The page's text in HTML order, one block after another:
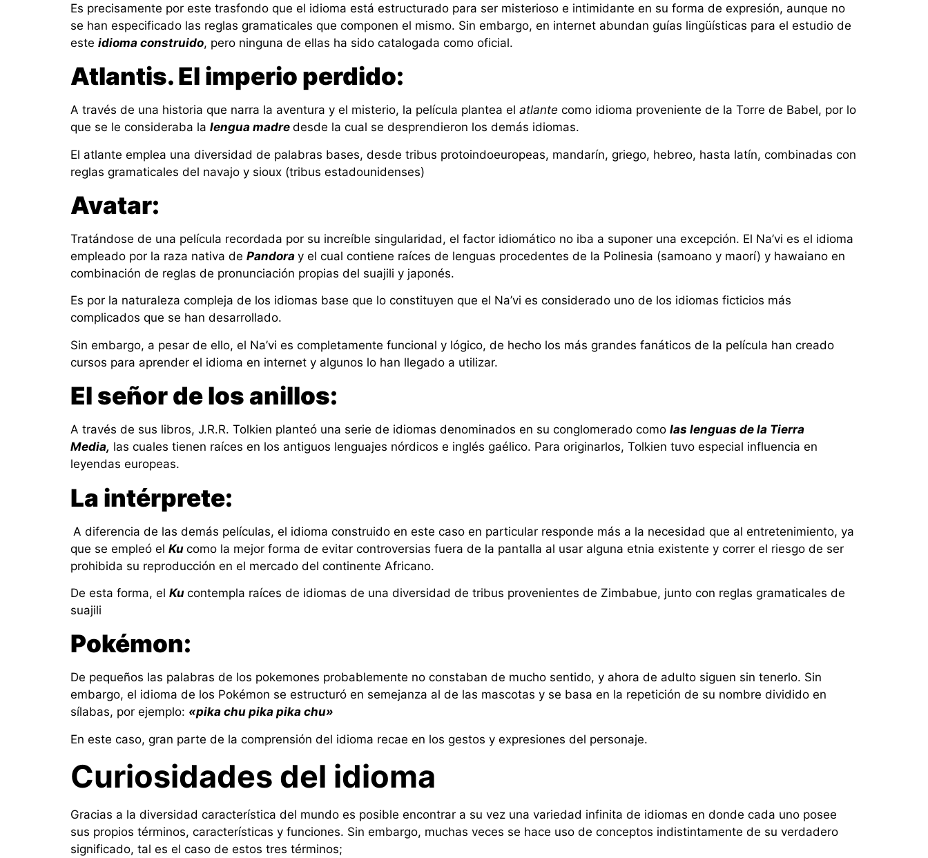
Es precisamente por este trasfondo que el idioma está estructurado para ser misterioso e intimidante en su forma de expresión, aunque no
se han especificado las reglas gramaticales que componen el mismo. Sin embargo, en internet abundan guías lingüísticas para el estudio de
este idioma construido, pero ninguna de ellas ha sido catalogada como oficial.
Atlantis. El imperio perdido:
A través de una historia que narra la aventura y el misterio, la película plantea el atlante como idioma proveniente de la Torre de Babel, por lo
que se le consideraba la lengua madre desde la cual se desprendieron los demás idiomas.
El atlante emplea una diversidad de palabras bases, desde tribus protoindoeuropeas, mandarín, griego, hebreo, hasta latín, combinadas con
reglas gramaticales del navajo y sioux (tribus estadounidenses)
Avatar:
Tratándose de una película recordada por su increíble singularidad, el factor idiomático no iba a suponer una excepción. El Na’vi es el idioma
empleado por la raza nativa de Pandora y el cual contiene raíces de lenguas procedentes de la Polinesia (samoano y maorí) y hawaiano en
combinación de reglas de pronunciación propias del suajili y japonés.
Es por la naturaleza compleja de los idiomas base que lo constituyen que el Na’vi es considerado uno de los idiomas ficticios más
complicados que se han desarrollado.
Sin embargo, a pesar de ello, el Na’vi es completamente funcional y lógico, de hecho los más grandes fanáticos de la película han creado
cursos para aprender el idioma en internet y algunos lo han llegado a utilizar.
El señor de los anillos:
A través de sus libros, J.R.R. Tolkien planteó una serie de idiomas denominados en su conglomerado como las lenguas de la Tierra
Media, las cuales tienen raíces en los antiguos lenguajes nórdicos e inglés gaélico. Para originarlos, Tolkien tuvo especial influencia en
leyendas europeas.
La intérprete:
A diferencia de las demás películas, el idioma construido en este caso en particular responde más a la necesidad que al entretenimiento, ya
que se empleó el Ku como la mejor forma de evitar controversias fuera de la pantalla al usar alguna etnia existente y correr el riesgo de ser
prohibida su reproducción en el mercado del continente Africano.
De esta forma, el Ku contempla raíces de idiomas de una diversidad de tribus provenientes de Zimbabue, junto con reglas gramaticales de
suajili
Pokémon:
De pequeños las palabras de los pokemones probablemente no constaban de mucho sentido, y ahora de adulto siguen sin tenerlo. Sin
embargo, el idioma de los Pokémon se estructuró en semejanza al de las mascotas y se basa en la repetición de su nombre dividido en
sílabas, por ejemplo: «pika chu pika pika chu»
En este caso, gran parte de la comprensión del idioma recae en los gestos y expresiones del personaje.
Curiosidades del idioma
Gracias a la diversidad característica del mundo es posible encontrar a su vez una variedad infinita de idiomas en donde cada uno posee
sus propios términos, características y funciones. Sin embargo, muchas veces se hace uso de conceptos indistintamente de su verdadero
significado, tal es el caso de estos tres términos;